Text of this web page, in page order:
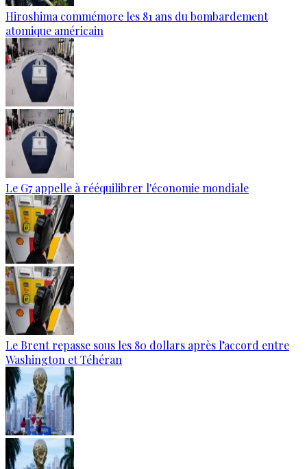
Hiroshima commémore les 81 ans du bombardement
atomique américain
Le G7 appelle à rééquilibrer l'économie mondiale
Le Brent repasse sous les 80 dollars après l’accord entre
Washington et Téhéran